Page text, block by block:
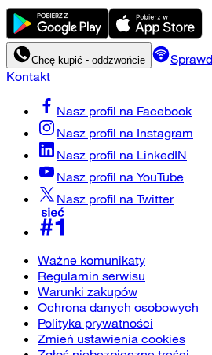
Chcę kupić - oddzwońcie
Kontakt
Nasz profil na Facebook
Nasz profil na Instagram
Nasz profil na LinkedIN
Nasz profil na YouTube
Nasz profil na Twitter
Ważne komunikaty
Regulamin serwisu
Warunki zakupów
Ochrona danych osobowych
Polityka prywatności
Zmień ustawienia cookies